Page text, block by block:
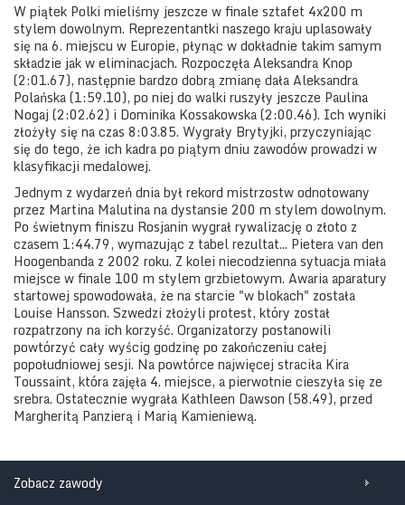
W piątek Polki mieliśmy jeszcze w finale sztafet 4x200 m
stylem dowolnym. Reprezentantki naszego kraju uplasowały
się na 6. miejscu w Europie, płynąc w dokładnie takim samym
składzie jak w eliminacjach. Rozpoczęła Aleksandra Knop
(2:01.67), następnie bardzo dobrą zmianę dała Aleksandra
Polańska (1:59.10), po niej do walki ruszyły jeszcze Paulina
Nogaj (2:02.62) i Dominika Kossakowska (2:00.46). Ich wyniki
złożyły się na czas 8:03.85. Wygrały Brytyjki, przyczyniając
się do tego, że ich kadra po piątym dniu zawodów prowadzi w
klasyfikacji medalowej.
Jednym z wydarzeń dnia był rekord mistrzostw odnotowany
przez Martina Malutina na dystansie 200 m stylem dowolnym.
Po świetnym finiszu Rosjanin wygrał rywalizację o złoto z
czasem 1:44.79, wymazując z tabel rezultat... Pietera van den
Hoogenbanda z 2002 roku. Z kolei niecodzienna sytuacja miała
miejsce w finale 100 m stylem grzbietowym. Awaria aparatury
startowej spowodowała, że na starcie "w blokach" została
Louise Hansson. Szwedzi złożyli protest, który został
rozpatrzony na ich korzyść. Organizatorzy postanowili
powtórzyć cały wyścig godzinę po zakończeniu całej
popołudniowej sesji. Na powtórce najwięcej straciła Kira
Toussaint, która zajęła 4. miejsce, a pierwotnie cieszyła się ze
srebra. Ostatecznie wygrała Kathleen Dawson (58.49), przed
Margheritą Panzierą i Marią Kamieniewą.
Zobacz zawody